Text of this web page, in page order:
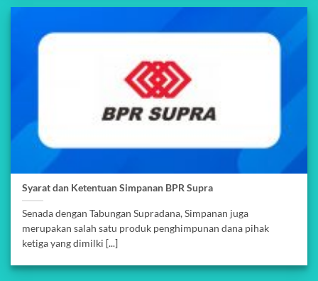
Syarat dan Ketentuan Simpanan BPR Supra
Senada dengan Tabungan Supradana, Simpanan juga
merupakan salah satu produk penghimpunan dana pihak
ketiga yang dimilki [...]